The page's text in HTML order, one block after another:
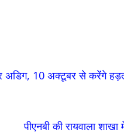
अडिग, 10 अक्टूबर से करेंगे
पीएनबी की रायवाला